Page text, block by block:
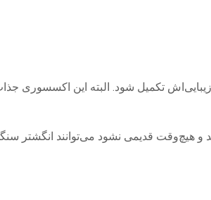
تکمیل شود. البته این اکسسوری
قدیمی نشود می‌توانند انگشتر سنگی